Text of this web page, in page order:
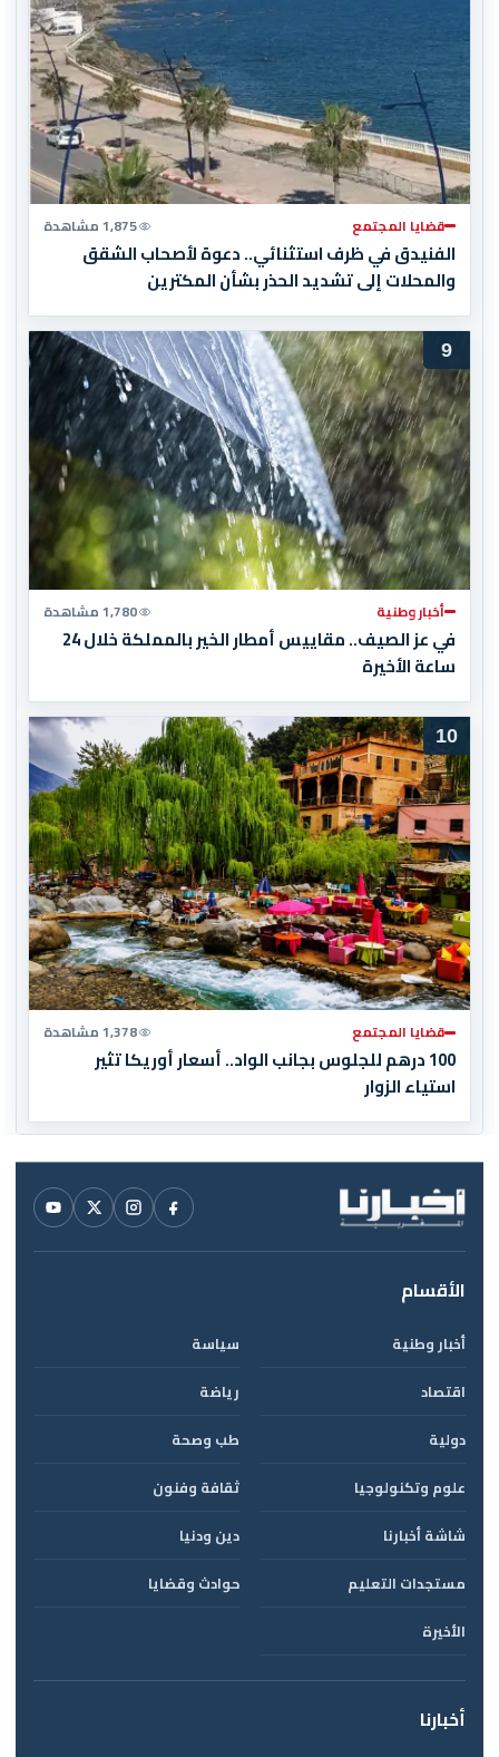
قضايا المجتمع 1,875 مشاهدة
الفنيدق في ظرف استثنائي.. دعوة لأصحاب الشقق
والمحلات إلى تشديد الحذر بشأن المكترين
9
أخبار وطنية 1,780 مشاهدة
في عز الصيف.. مقاييس أمطار الخير بالمملكة خلال 24
ساعة الأخيرة
10
قضايا المجتمع 1,378 مشاهدة
100 درهم للجلوس بجانب الواد.. أسعار أوريكا تثير
استياء الزوار
الأقسام
أخبار وطنية
سياسة
اقتصاد
رياضة
دولية
طب وصحة
علوم وتكنولوجيا
ثقافة وفنون
شاشة أخبارنا
دين ودنيا
مستجدات التعليم
حوادث وقضايا
الأخيرة
أخبارنا